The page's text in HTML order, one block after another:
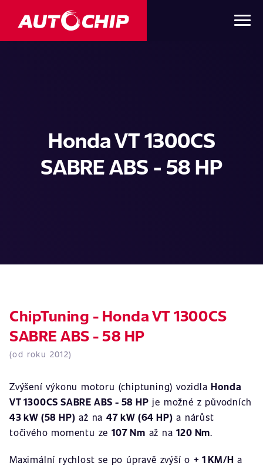
Honda VT 1300CS
SABRE ABS - 58 HP
ChipTuning - Honda VT 1300CS
SABRE ABS - 58 HP
(od roku 2012)
Zvýšení výkonu motoru (chiptuning) vozidlaHonda
VT 1300CS SABRE ABS - 58 HP je možné z původních
43 kW (58 HP) až na47 kW (64 HP) a nárůst
točivého momentu ze107 Nm až na120 Nm.
Maximální rychlost se po úpravě zvýší o + 1 KM/H a